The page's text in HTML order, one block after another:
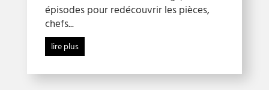
épisodes pour redécouvrir les pièces,
chefs...
lire plus